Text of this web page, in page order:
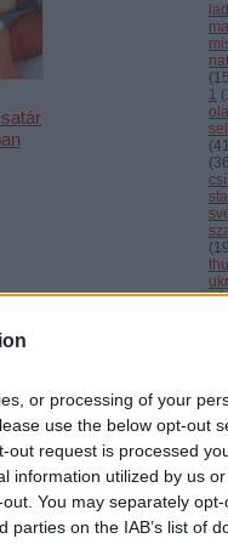
or processing of your
use the below opt-out
out request is processed
information utilized by us
You may separately
on the IAB’s list of
(
1 (
(41
(
(
semmilyen felelősséget nem vállal,